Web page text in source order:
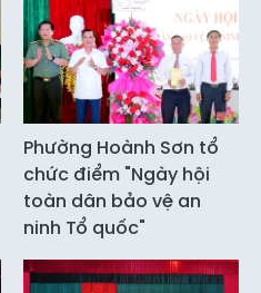
Phường Hoành Sơn tổ
chức điểm "Ngày hội
toàn dân bảo vệ an
ninh Tổ quốc"